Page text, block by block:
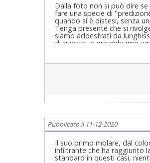
Dalla foto non si può dire
fare una specie di
quando si è distesi, senza
Tenga presente che si
siamo addestrati da
di questo, e ora abbiamo
assembramenti in s. di
preciso. Prova ne sia che
praticamente non è stato
Pubblicato il 11-12-2020
Il suo primo molare, dal
infiltrante che ha raggiunto
standard in questi casi,